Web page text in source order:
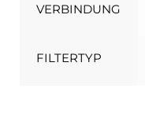
VERBINDUNG
FILTERTYP